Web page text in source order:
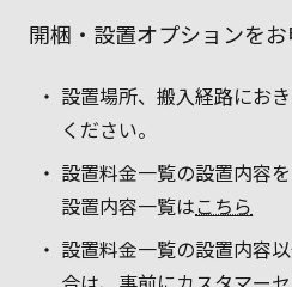
開梱・設置オプションを
設置場所、搬入経路にお
ください。
設置料金一覧の設置内容
設置内容一覧はこちら
設置料金一覧の設置内容